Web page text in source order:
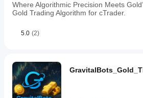
Where Algorithmic Precision Meets
Gold Trading Algorithm for cTrader.
5.0 (2)